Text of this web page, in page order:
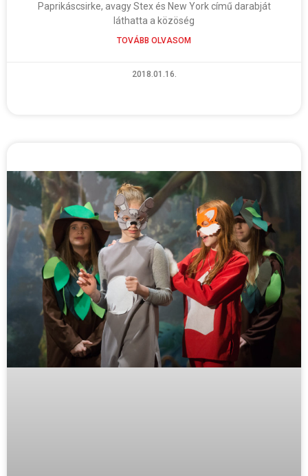
Paprikáscsirke, avagy Stex és New York című darabját
láthatta a közöség
TOVÁBB OLVASOM
2018.01.16.